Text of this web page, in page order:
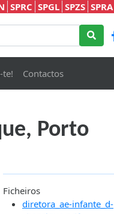
SPRC SPGL SPZS SPRA
te! Contactos
Porto
Ficheiros
diretora_ae-infante_d-